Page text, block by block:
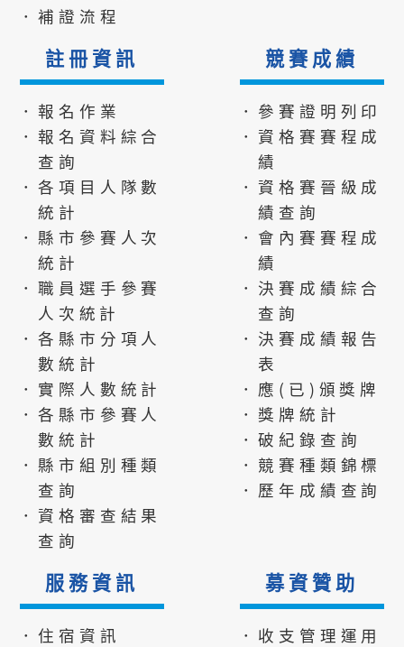
．補證流程
註冊資訊
．報名作業
．報名資料綜合
查詢
．各項目人隊數
統計
．縣市參賽人次
統計
．職員選手參賽
人次統計
．各縣市分項人
數統計
．實際人數統計
．各縣市參賽人
數統計
．縣市組別種類
查詢
．資格審查結果
查詢
競賽成績
．參賽證明列印
．資格賽賽程成
績
．資格賽晉級成
績查詢
．會內賽賽程成
績
．決賽成績綜合
查詢
．決賽成績報告
表
．應(已)頒獎牌
．獎牌統計
．破紀錄查詢
．競賽種類錦標
．歷年成績查詢
服務資訊
．住宿資訊
募資贊助
．收支管理運用